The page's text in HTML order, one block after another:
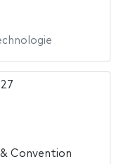
Convention